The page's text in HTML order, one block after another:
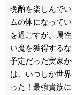
晩酌を楽しんで
ムの体になって
を過ごすが、属
い魔を獲得する
予定だった実家
は、いつしか世
った！最強貴族